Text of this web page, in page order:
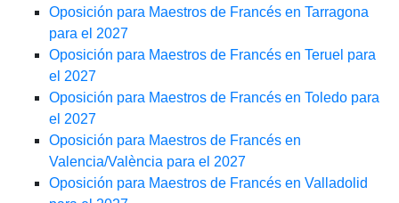
Oposición para Maestros de Francés en Tarragona
para el 2027
Oposición para Maestros de Francés en Teruel para
el 2027
Oposición para Maestros de Francés en Toledo para
el 2027
Oposición para Maestros de Francés en
Valencia/València para el 2027
Oposición para Maestros de Francés en Valladolid